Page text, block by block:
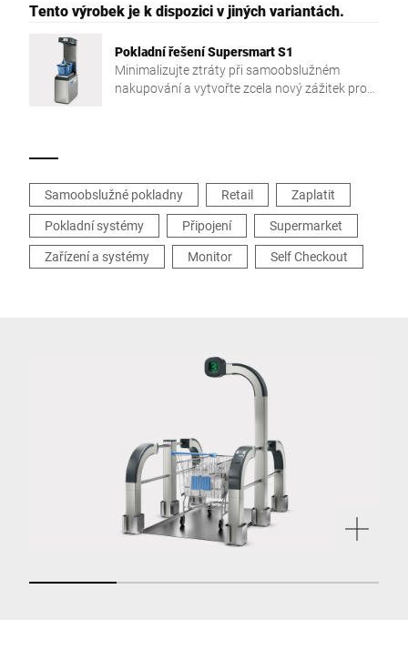
Tento výrobek je k dispozici v jiných variantách.
Pokladní řešení Supersmart S1
Minimalizujte ztráty při samoobslužném
nakupování a vytvořte zcela nový zážitek pro
Samoobslužné pokladny Retail
Zaplatit
Pokladní systémy
Připojení
Supermarket
Zařízení a systémy
Monitor Self Checkout